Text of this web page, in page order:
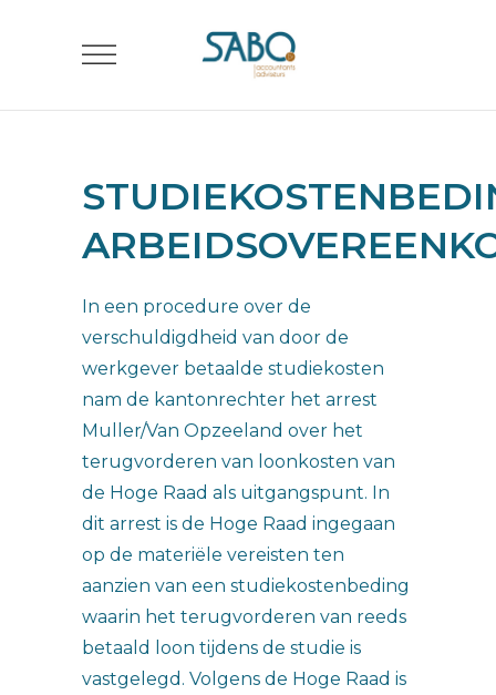
In een procedure over de
verschuldigdheid van door de
werkgever betaalde studiekosten
nam de kantonrechter het arrest
Muller/Van Opzeeland over het
terugvorderen van loonkosten van
de Hoge Raad als uitgangspunt. In
dit arrest is de Hoge Raad ingegaan
op de materiële vereisten ten
aanzien van een studiekostenbeding
waarin het terugvorderen van reeds
betaald loon tijdens de studie is
vastgelegd. Volgens de Hoge Raad is